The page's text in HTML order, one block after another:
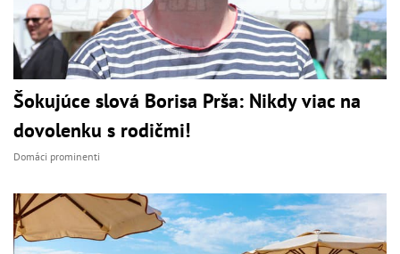
Šokujúce slová Borisa Prša: Nikdy viac na
dovolenku s rodičmi!
Domáci prominenti